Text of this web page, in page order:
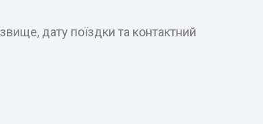
дату поїздки та контактний